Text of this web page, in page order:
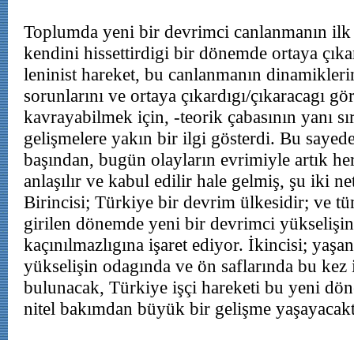
Toplumda yeni bir devrimci canlanmanın
kendini hissettirdigi bir dönemde ortaya
leninist hareket, bu canlanmanın
sorunlarını ve ortaya çıkardıgı/çıkaracagı
kavrayabilmek için, -teorik çabasının yanı
gelişmelere yakın bir ilgi gösterdi. Bu
başından, bugün olayların evrimiyle artık
anlaşılır ve kabul edilir hale gelmiş, şu iki
Birincisi; Türkiye bir devrim ülkesidir; ve
girilen dönemde yeni bir devrimci yükselişin
kaçınılmazlıgına işaret ediyor. İkincisi;
yükselişin odagında ve ön saflarında bu kez
bulunacak, Türkiye işçi hareketi bu yeni
nitel bakımdan büyük bir gelişme